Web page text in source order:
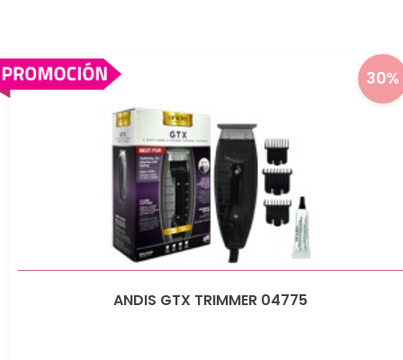
30%
ANDIS GTX TRIMMER 04775